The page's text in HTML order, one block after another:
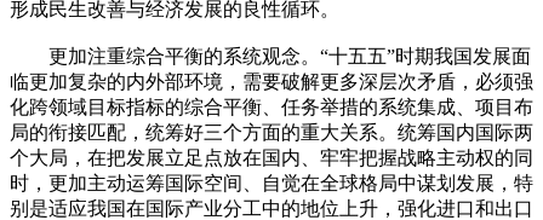
形成民生改善与经济发展的良性循环。
更加注重综合平衡的系统观念。“十五五”时期我国发展面
临更加复杂的内外部环境，需要破解更多深层次矛盾，必须强
化跨领域目标指标的综合平衡、任务举措的系统集成、项目布
局的衔接匹配，统筹好三个方面的重大关系。统筹国内国际两
个大局，在把发展立足点放在国内、牢牢把握战略主动权的同
时，更加主动运筹国际空间、自觉在全球格局中谋划发展，特
别是适应我国在国际产业分工中的地位上升，强化进口和出口